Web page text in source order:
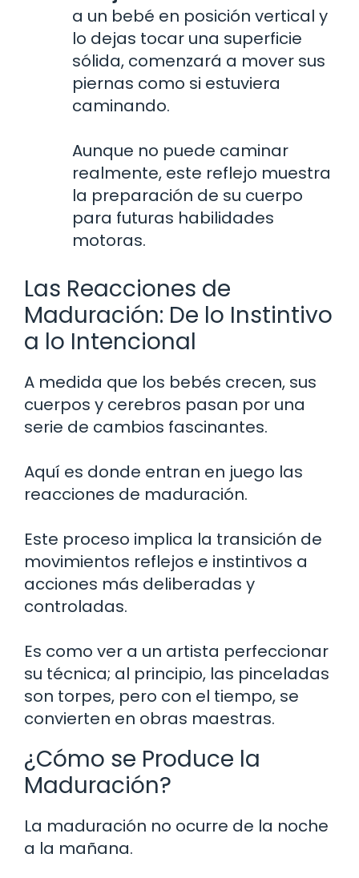
a un bebé en posición vertical y
lo dejas tocar una superficie
sólida, comenzará a mover sus
piernas como si estuviera
caminando.
Aunque no puede caminar
realmente, este reflejo muestra
la preparación de su cuerpo
para futuras habilidades
motoras.
Las Reacciones de
Maduración: De lo Instintivo
a lo Intencional
A medida que los bebés crecen, sus
cuerpos y cerebros pasan por una
serie de cambios fascinantes.
Aquí es donde entran en juego las
reacciones de maduración.
Este proceso implica la transición de
movimientos reflejos e instintivos a
acciones más deliberadas y
controladas.
Es como ver a un artista perfeccionar
su técnica; al principio, las pinceladas
son torpes, pero con el tiempo, se
convierten en obras maestras.
¿Cómo se Produce la
Maduración?
La maduración no ocurre de la noche
a la mañana.